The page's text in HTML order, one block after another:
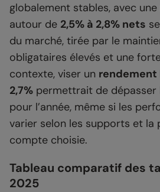
globalement stables, avec
autour de 2,5% à 2,8% nets
du marché, tirée par le
obligataires élevés et une
contexte, viser un rendement
2,7% permettrait de dépasser
pour l’année, même si les
varier selon les supports et la
compte choisie.
Tableau comparatif des
2025